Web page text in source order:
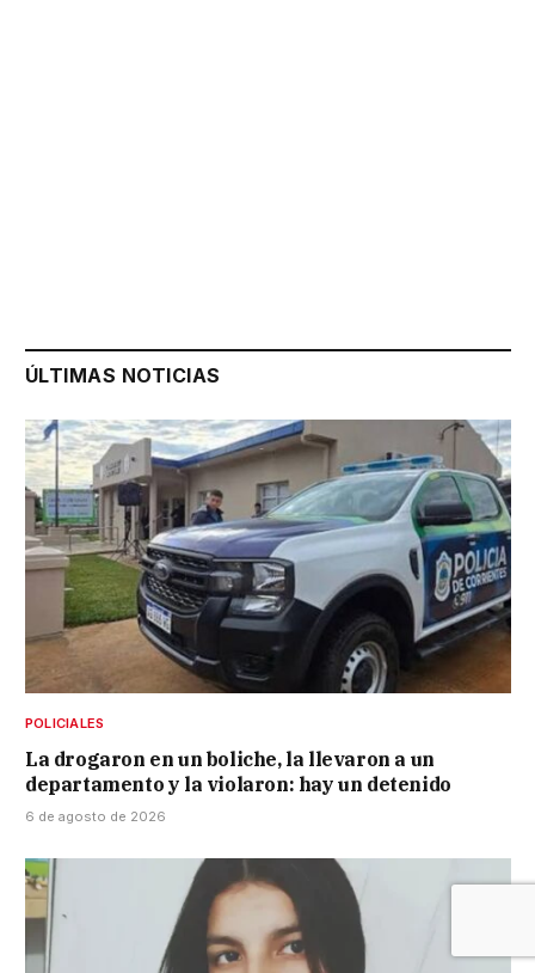
ÚLTIMAS NOTICIAS
POLICIALES
La drogaron en un boliche, la llevaron a un
departamento y la violaron: hay un detenido
6 de agosto de 2026